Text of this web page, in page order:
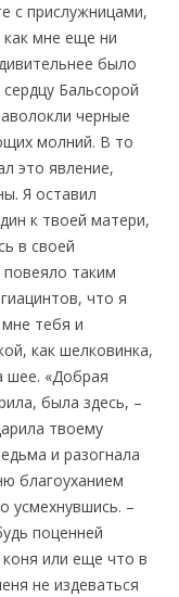
с прислужницами,
как мне еще ни
было
Бальсорой
черные
молний. В то
это явление,
Я оставил
к твоей матери,
в своей
таким
что я
тебя и
как шелковинка,
шее. «Добрая
была здесь, –
твоему
и разогнала
благоуханием
усмехнувшись. –
поценней
или еще что в
не издеваться